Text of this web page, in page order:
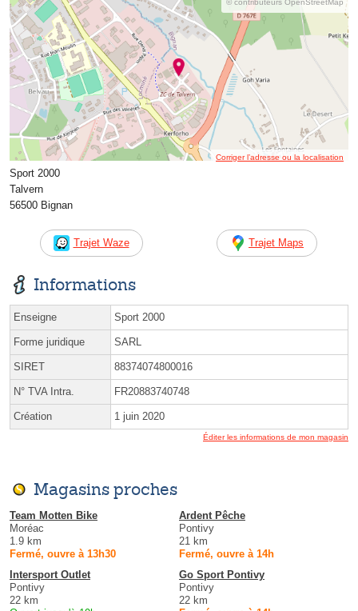
© contributeurs OpenStreetMap
Corriger l’adresse ou la localisation
Sport 2000
Talvern
56500 Bignan
Trajet Waze Trajet Maps
Informations
Enseigne Sport 2000
Forme juridique SARL
SIRET 88374074800016
N° TVA Intra. FR20883740748
Création 1 juin 2020
Éditer les informations de mon magasin
Magasins proches
Team Motten Bike
Moréac
1.9 km
Fermé, ouvre à 13h30
Ardent Pêche
Pontivy
21 km
Fermé, ouvre à 14h
Intersport Outlet
Pontivy
22 km
Go Sport Pontivy
Pontivy
22 km